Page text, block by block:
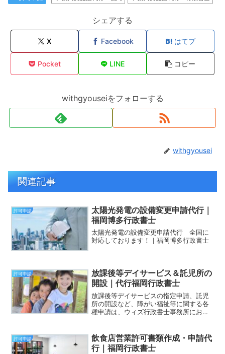
シェアする
X Facebook はてブ
Pocket LINE コピー
withgyouseiをフォローする
withgyousei
関連記事
許可申請
太陽光発電の設備変更申請代行｜
福岡博多行政書士
太陽光発電の設備変更申請代行 全国に
対応しております！｜福岡博多行政書士
許可申請
放課後等デイサービス＆託児所の
開設｜代行福岡行政書士
放課後等デイサービスの指定申請、託児
所の開設など、障がい福祉等に関する各
種申請は、ウィズ行政書士事務所にお任
許可申請
飲食店営業許可書類作成・申請代
行｜福岡行政書士